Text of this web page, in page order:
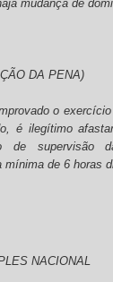
mudança de
DA PENA)
o
é ilegítimo
de supervisão
de 6 horas
NACIONAL